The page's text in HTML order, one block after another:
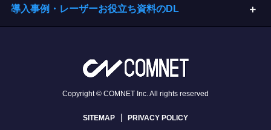
導入事例・レーザーお役立ち資料のDL
Copyright © COMNET Inc. All rights reserved
SITEMAP PRIVACY POLICY